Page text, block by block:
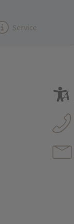
Service